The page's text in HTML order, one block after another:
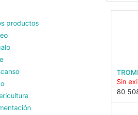
productos
Sin
80